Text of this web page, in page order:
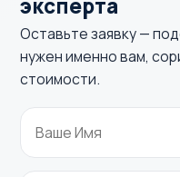
эксперта
Оставьте заявку —
нужен именно вам,
стоимости.